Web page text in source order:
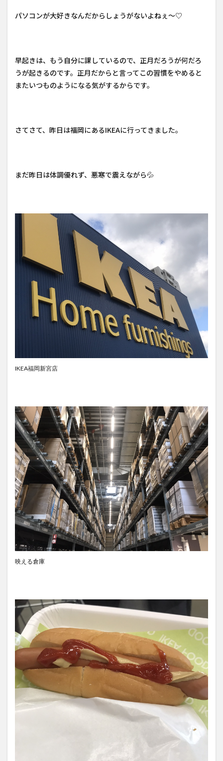
パソコンが大好きなんだからしょうがないよねぇ～♡
早起きは、もう自分に課しているので、正月だろうが何だろ
うが起きるのです。正月だからと言ってこの習慣をやめると
またいつものようになる気がするからです。
さてさて、昨日は福岡にあるIKEAに行ってきました。
まだ昨日は体調優れず、悪寒で震えながら💦
IKEA福岡新宮店
映える倉庫